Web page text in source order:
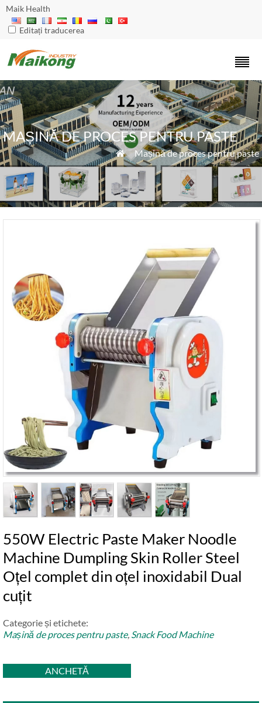
Maik Health
Editați traducerea
MAȘINĂ DE PROCES PENTRU PASTE
 » Mașină de proces pentru paste
550W Electric Paste Maker Noodle
Machine Dumpling Skin Roller Steel
Oțel complet din oțel inoxidabil Dual
cuțit
Categorie și etichete:
Mașină de proces pentru paste, Snack Food Machine
ANCHETĂ